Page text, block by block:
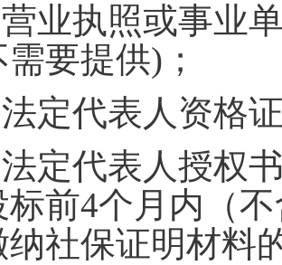
营业执照或事业
要提供)；
法定代表人资格
法定代表人授权
标前4个月内（
纳社保证明材料